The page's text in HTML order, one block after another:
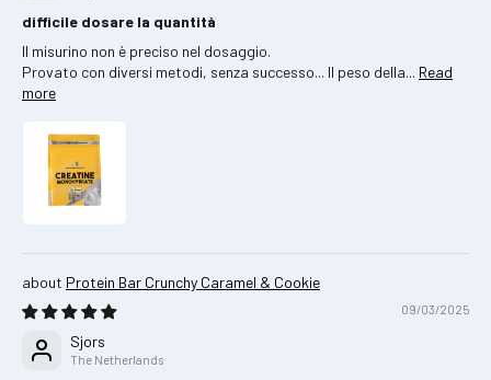
difficile dosare la quantità
Il misurino non è preciso nel dosaggio.
Provato con diversi metodi, senza successo... Il peso della... Read
more
Protein Bar Crunchy Caramel & Cookie
09/03/2025
Sjors
The Netherlands